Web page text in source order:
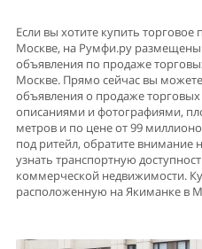
Если вы хотите купить
Москве, на Румфи.ру размещены
объявления по продаже
Москве. Прямо сейчас вы
объявления о продаже
описаниями и фотографиями,
метров и по цене от 99
под ритейл, обратите
узнать транспортную
коммерческой недвижимости.
расположенную на Якиманке в